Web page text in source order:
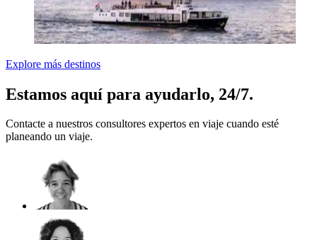
Explore más destinos
Estamos aquí para ayudarlo, 24/7.
Contacte a nuestros consultores expertos en viaje cuando esté
planeando un viaje.